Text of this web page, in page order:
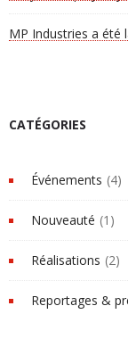
MP Industries a été
CATÉGORIES
Événements (4)
Nouveauté (1)
Réalisations (2)
Reportages &